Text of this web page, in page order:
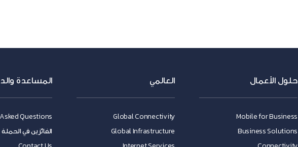
حلول الأعمال
Mobile for Business
Business Solutions
العالمي
Global Connectivity
Global Infrastructure
المساعدة
Questions
الفائزين في الحملة